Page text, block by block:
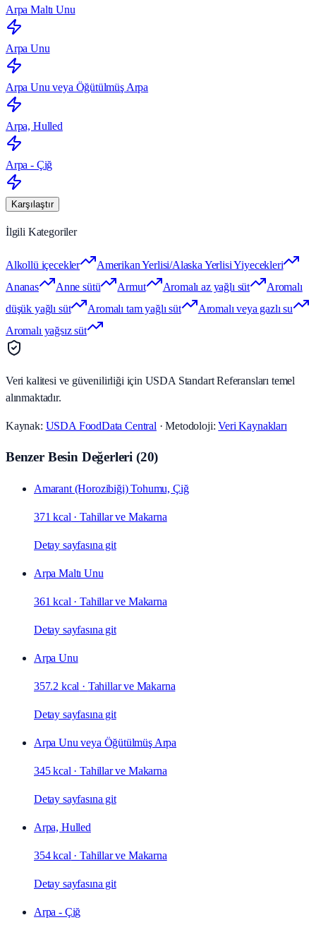
Arpa Maltı Unu
Arpa Unu
Arpa Unu veya Öğütülmüş Arpa
Arpa, Hulled
Arpa - Çiğ
Karşılaştır
İlgili Kategoriler
Alkollü içecekler
Amerikan Yerlisi/Alaska Yerlisi Yiyecekleri
Ananas
Anne sütü Armut Aromalı az yağlı süt
Aromalı
düşük yağlı süt
Aromalı tam yağlı süt
Aromalı veya gazlı su
Aromalı yağsız süt
Veri kalitesi ve güvenilirliği için USDA Standart Referansları temel
alınmaktadır.
Kaynak: USDA FoodData Central · Metodoloji:Veri Kaynakları
Benzer Besin Değerleri (20)
Amarant (Horozibiği) Tohumu, Çiğ
371 kcal ·Tahillar ve Makarna
Detay sayfasına git
Arpa Maltı Unu
361 kcal ·Tahillar ve Makarna
Detay sayfasına git
Arpa Unu
357.2 kcal · Tahillar ve Makarna
Detay sayfasına git
Arpa Unu veya Öğütülmüş Arpa
345 kcal ·Tahillar ve Makarna
Detay sayfasına git
Arpa, Hulled
354 kcal ·Tahillar ve Makarna
Detay sayfasına git
Arpa - Çiğ